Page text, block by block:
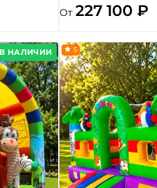
От 227 100 ₽
В НАЛИЧИИ 5